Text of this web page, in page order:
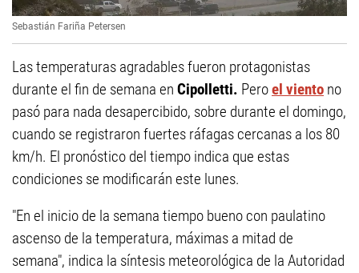
Sebastián Fariña Petersen
Las temperaturas agradables fueron protagonistas
durante el fin de semana en Cipolletti. Peroel viento no
pasó para nada desapercibido, sobre durante el domingo,
cuando se registraron fuertes ráfagas cercanas a los 80
km/h. El pronóstico del tiempo indica que estas
condiciones se modificarán este lunes.
"En el inicio de la semana tiempo bueno con paulatino
ascenso de la temperatura, máximas a mitad de
semana", indica la síntesis meteorológica de la Autoridad